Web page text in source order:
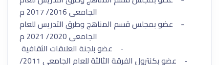
الجامعى 2016/ 2017 م
- عضو بمجلس قسم المناهج وطرق التدريس للعام
الجامعى 2020/ 2021 م
- عضو بلجنة العلاقات الثقافية
- عضو بكنترول الفرقة الثالثة للعام الجامعى 2011/